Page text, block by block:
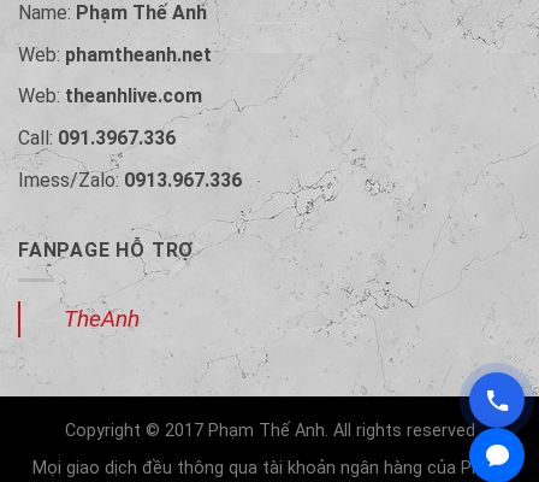
Name: Phạm Thế Anh
Web: phamtheanh.net
Web: theanhlive.com
Call: 091.3967.336
Imess/Zalo: 0913.967.336
FANPAGE HỖ TRỢ
TheAnh
Copyright © 2017 Phạm Thế Anh. All rights reserved
Mọi giao dịch đều thông qua tài khoản ngân hàng của Phạm